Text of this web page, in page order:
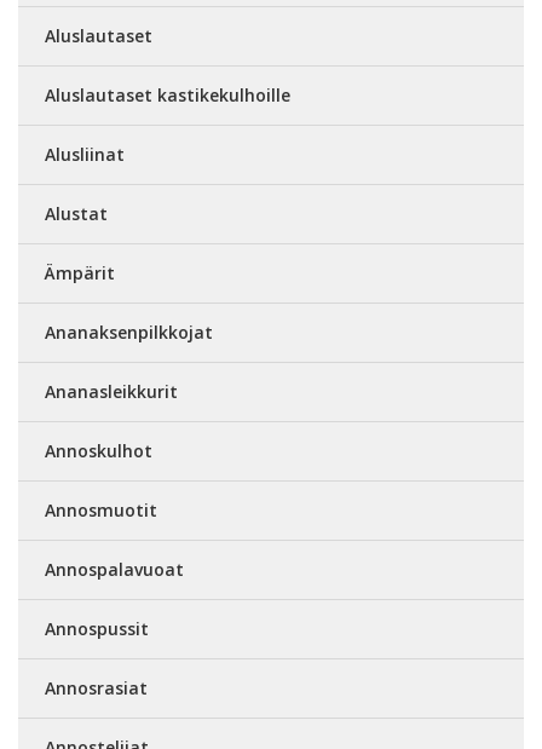
Aluslautaset
Aluslautaset kastikekulhoille
Alusliinat
Alustat
Ämpärit
Ananaksenpilkkojat
Ananasleikkurit
Annoskulhot
Annosmuotit
Annospalavuoat
Annospussit
Annosrasiat